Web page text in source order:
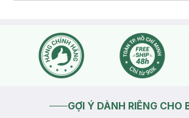
GỢI Ý DÀNH RIÊNG CHO